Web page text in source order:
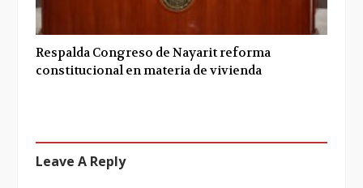
Respalda Congreso de Nayarit reforma
constitucional en materia de vivienda
Leave A Reply